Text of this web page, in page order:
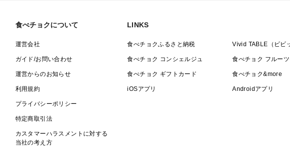
食べチョクについて
運営会社
ガイド/お問い合わせ
運営からのお知らせ
利用規約
プライバシーポリシー
特定商取引法
カスタマーハラスメントに対する
当社の考え方
LINKS
食べチョクふるさと納税 Vivid TABLE（ビビ
食べチョク コンシェルジュ 食べチョク フルーツ
食べチョク ギフトカード 食べチョク&more
iOSアプリ Androidアプリ